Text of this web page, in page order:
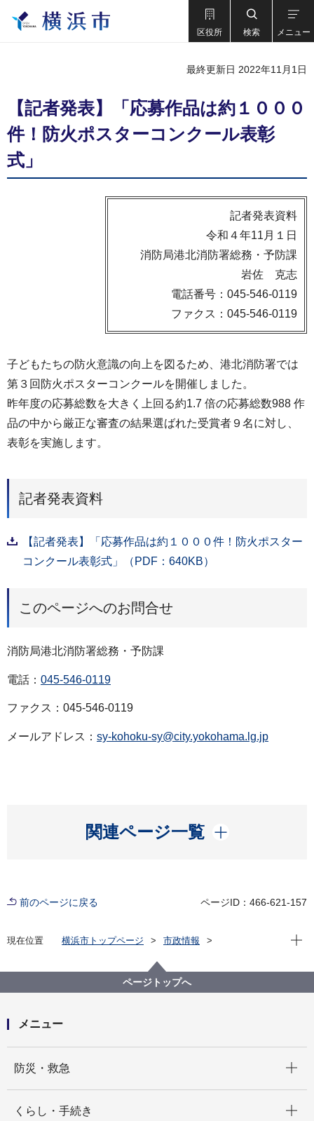
区役所 検索 メニュー
最終更新日 2022年11月1日
【記者発表】「応募作品は約１０００
件！防火ポスターコンクール表彰
式」
記者発表資料
令和４年11月１日
消防局港北消防署総務・予防課
岩佐 克志
電話番号：045-546-0119
ファクス：045-546-0119
子どもたちの防火意識の向上を図るため、港北消防署では
第３回防火ポスターコンクールを開催しました。
昨年度の応募総数を大きく上回る約1.7 倍の応募総数988 作
品の中から厳正な審査の結果選ばれた受賞者９名に対し、
表彰を実施します。
記者発表資料
【記者発表】「応募作品は約１０００件！防火ポスター
コンクール表彰式」（PDF：640KB）
このページへのお問合せ
消防局港北消防署総務・予防課
電話： 045-546-0119
ファクス：045-546-0119
メールアドレス： sy-kohoku-sy@city.yokohama.lg.jp
関連ページ一覧
開く
前のページに戻る ページID：466-621-157
現在位置 横浜市トップページ
市政情報
【記者発表】「応募作品は約１０００件！防火ポスタ
ーコンクール表彰式」
現在
ページトップへ
メニュー
防災・救急
くらし・手続き